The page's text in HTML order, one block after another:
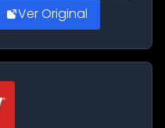
Ver Original